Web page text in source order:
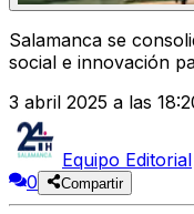
Salamanca se
social e innovación
3 abril 2025 a las
Equipo Editorial
0
Compartir